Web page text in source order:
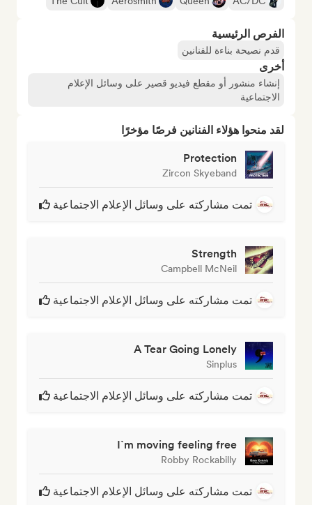
الفرص الرئيسية
قدم نصيحة بناءة للفنانين
أخرى
إنشاء منشور أو مقطع فيديو قصير على وسائل الإعلام
الاجتماعية
لقد منحوا هؤلاء الفنانين فرصًا مؤخرًا
Protection
Zircon Skyeband
تمت مشاركته على وسائل الإعلام الاجتماعية
Strength
Campbell McNeil
تمت مشاركته على وسائل الإعلام الاجتماعية
A Tear Going Lonely
Sinplus
تمت مشاركته على وسائل الإعلام الاجتماعية
I`m moving feeling free
Robby Rockabilly
تمت مشاركته على وسائل الإعلام الاجتماعية